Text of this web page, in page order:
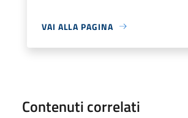
VAI ALLA PAGINA
Contenuti correlati